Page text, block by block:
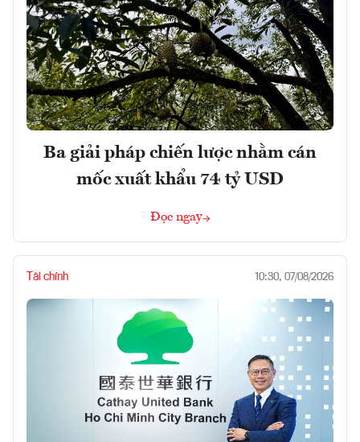
Ba giải pháp chiến lược nhằm cán
mốc xuất khẩu 74 tỷ USD
Đọc ngay
Tài chính 10:30, 07/08/2026